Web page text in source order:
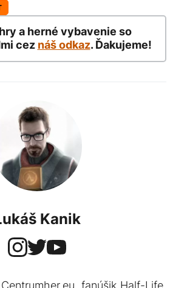
a herné vybavenie so
cez náš odkaz. Ďakujeme!
Kanik
fanúšik Half-Life,